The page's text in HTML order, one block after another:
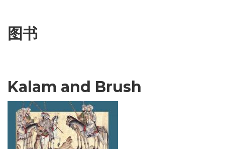
图书
Kalam and Brush